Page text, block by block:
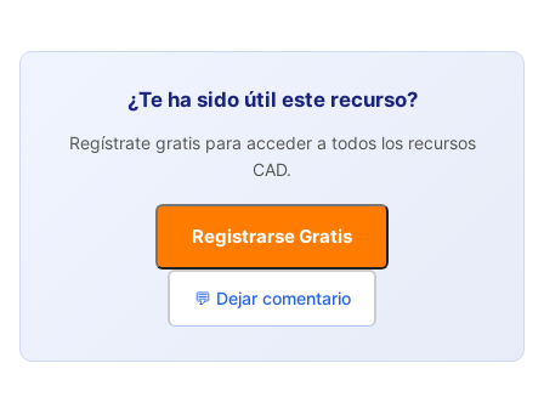
¿Te ha sido útil este recurso?
Regístrate gratis para acceder a todos los recursos
CAD.
Registrarse Gratis
💬 Dejar comentario